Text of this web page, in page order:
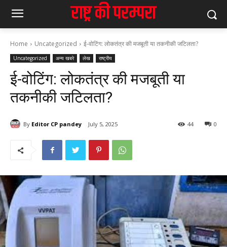
Home Uncategorized ई-वोटिंग: लोकतंत्र की मजबूती या तकनीकी जटिलता?
Uncategorized अन्य खबरे लेख राष्ट्रीय
ई-वोटिंग: लोकतंत्र की मजबूती या
तकनीकी जटिलता?
By Editor CP pandey July 5, 2025 0
44